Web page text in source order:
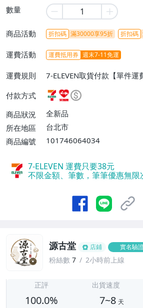
數量
商品活動 折扣碼 滿30000享95折 折扣碼
運費活動 運費抵用券 週末7-11免運
運費規則
7-ELEVEN取貨付款【單件運
或消費滿$1298免運費】、7-
不付款【免運費】、萊爾富
運費$60、滿5件或消費滿
費】、宅配/貨運【單件運費
付款方式
商品狀況
全新品
所在地區
台北市
商品編號
101746064034
7-ELEVEN 運費只要38元
不限金額、筆數，筆筆優惠無限
源古堂 店鋪 實名驗
粉絲數 7 2小時前上線
正評
100.0%
出貨速度
7~8 天